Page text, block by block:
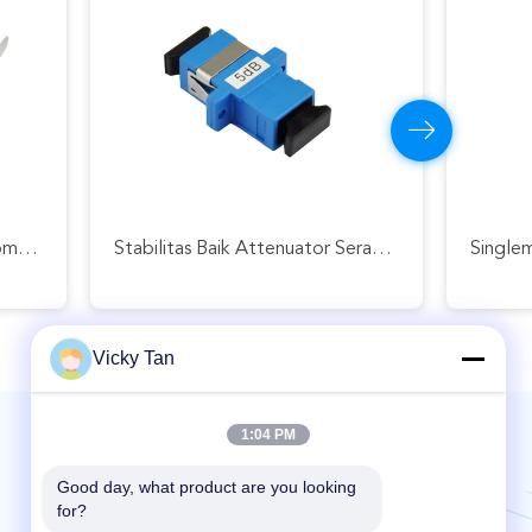
Serat Optik Tetap
Vicky Tan
1:04 PM
Good day, what product are you looking
for?